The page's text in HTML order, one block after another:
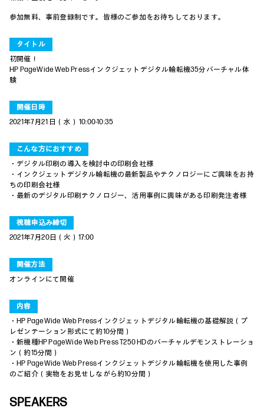
参加無料、事前登録制です。皆様のご参加をお待ちしております。
タイトル
初開催！
HP PageWide Web Pressインクジェットデジタル輪転機35分バーチャル体
験
開催日時
2021年7月21 日（水） 10:00-10:35
こんな方におすすめ
・デジタル印刷の導入を検討中の印刷会社様
・インクジェットデジタル輪転機の最新製品やテクノロジーにご興味をお持
ちの印刷会社様
・最新のデジタル印刷テクノロジー、活用事例に興味がある印刷発注者様
視聴申込み締切
2021年7月20日（火）17:00
開催方法
オンラインにて開催
内容
・HP PageWide Web Pressインクジェットデジタル輪転機の基礎解説（プ
レゼンテーション形式にて約10分間）
・新機種HP PageWide Web Press T250 HDのバーチャルデモンストレーショ
ン（約15分間）
・HP PageWide Web Pressインクジェットデジタル輪転機を使用した事例
のご紹介（実物をお見せしながら約10分間）
SPEAKERS